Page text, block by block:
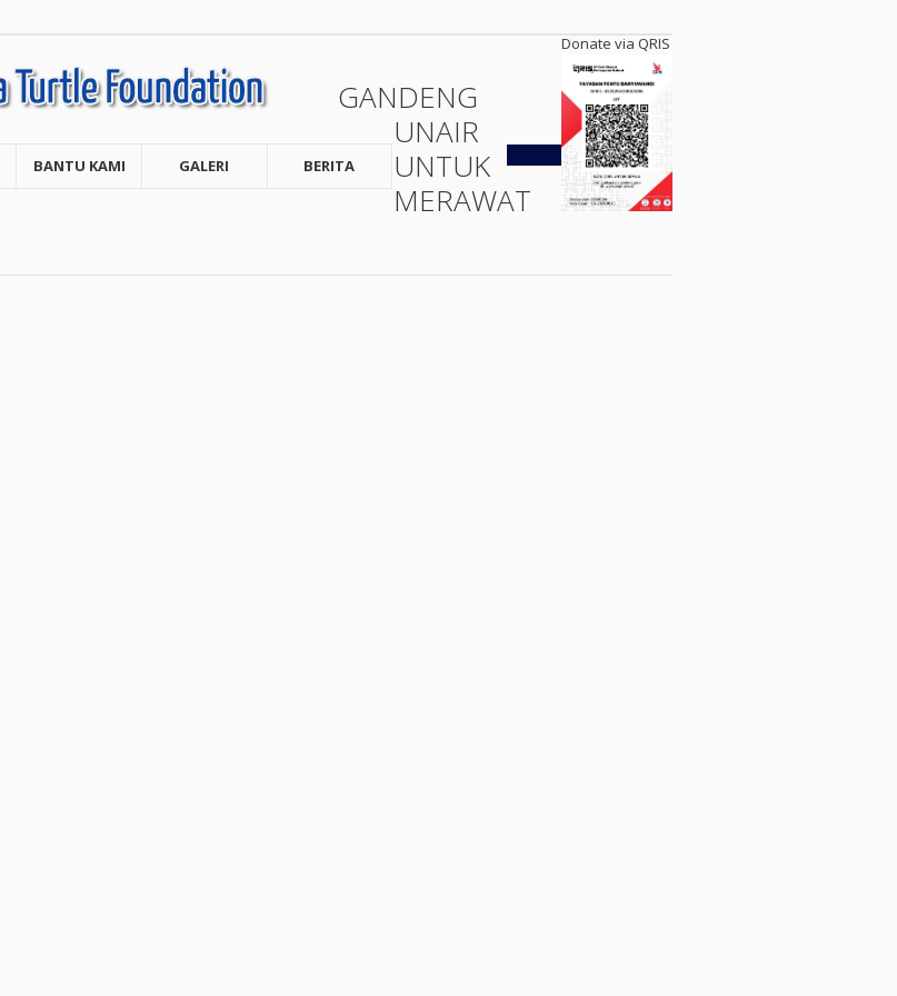
Donate via QRIS
BANTU KAMI GALERI BERITA
GANDENG
UNAIR
UNTUK
MERAWAT